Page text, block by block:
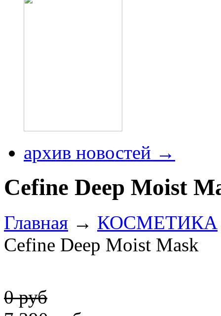
архив новостей →
Cefine Deep Moist
Главная → КОСМЕТИКА
Cefine Deep Moist Mask
0 руб